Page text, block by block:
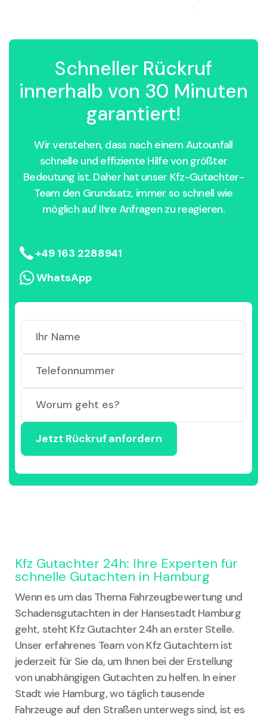
Schneller Rückruf
innerhalb von 30 Minuten
garantiert!
Wir verstehen, dass nach einem Autounfall
schnelle und effiziente Hilfe von größter
Bedeutung ist. Daher hat unser Kfz-Gutachter-
Team den Grundsatz, immer so schnell wie
möglich auf Ihre Anfragen zu reagieren.
+49 163 2288941
WhatsApp
Kfz Gutachter 24h: Ihre Experten für
schnelle Gutachten in Hamburg
Wenn es um das Thema Fahrzeugbewertung und
Schadensgutachten in der Hansestadt Hamburg
geht, steht Kfz Gutachter 24h an erster Stelle.
Unser erfahrenes Team von Kfz Gutachtern ist
jederzeit für Sie da, um Ihnen bei der Erstellung
von unabhängigen Gutachten zu helfen. In einer
Stadt wie Hamburg, wo täglich tausende
Fahrzeuge auf den Straßen unterwegs sind, ist es